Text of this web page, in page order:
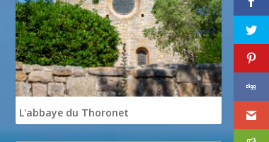
L'abbaye du Thoronet